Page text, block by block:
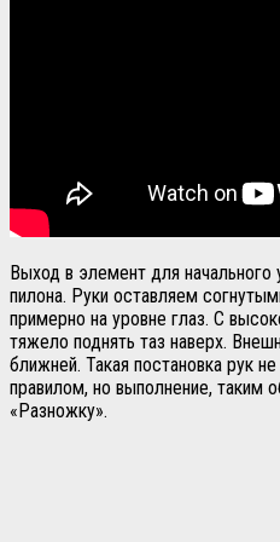
Выход в элемент для начального
пилона. Руки оставляем
примерно на уровне глаз. С
тяжело поднять таз наверх.
ближней. Такая постановка рук
правилом, но выполнение, таким
«Разножку».